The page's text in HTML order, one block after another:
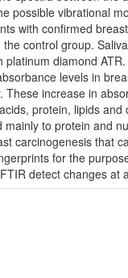
possible vibrational
with confirmed
control group.
platinum diamond
levels in
These increase in
protein, lipids
to protein and
carcinogenesis that
for the
detect changes